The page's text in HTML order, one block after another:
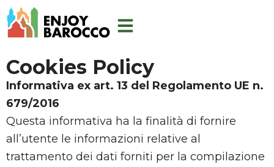
Skip
to
Cookies Policy
Informativa ex art. 13 del Regolamento UE n.
679/2016
Questa informativa ha la finalità di fornire
all’utente le informazioni relative al
trattamento dei dati forniti per la compilazione